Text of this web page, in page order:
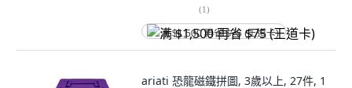
(1)
满 $1,500 再省 $75 (王道卡)
ariati 恐龍磁鐵拼圖, 3歲以上, 27件, 1